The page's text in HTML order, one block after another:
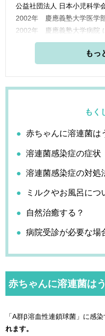
公益社団法人 日本小児科
2002年 慶應義塾大学医学
2002年 慶應義塾大学病院
2004年 立川共済病院勤務
2005年 平塚共済病院小児
2012年 横浜市内のクリニ
2017年 「なごみクリニッ
もく
赤ちゃんに溶連菌は
溶連菌感染症の症状
溶連菌感染症の対処
ミルクやお風呂につ
自然治癒する？
病院受診が必要な場
赤ちゃんに溶連菌は
「A群β溶血性連鎖球菌」に感染
れます。